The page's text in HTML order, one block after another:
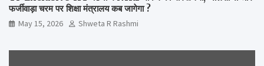
फर्जीवाड़ा चरम पर शिक्षा मंत्रालय कब जागेगा ?
May 15, 2026 Shweta R Rashmi